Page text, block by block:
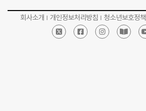
회사소개 개인정보처리방침 청소년보호정책